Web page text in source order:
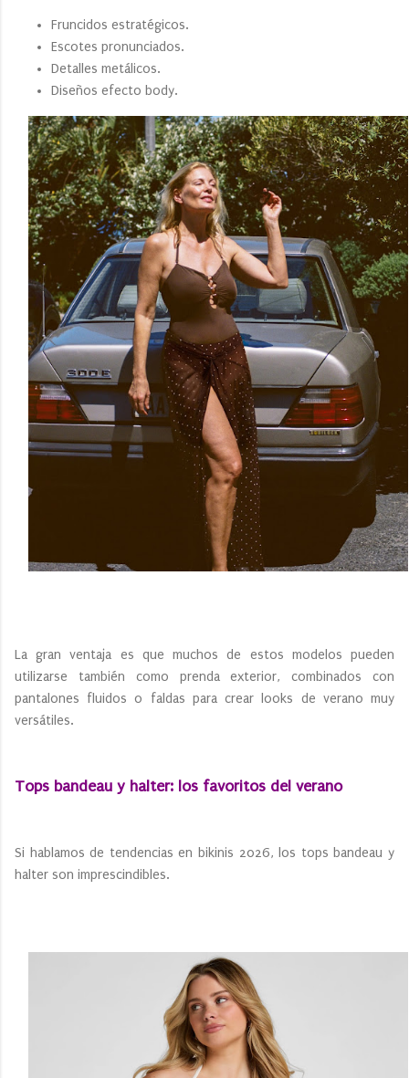
Fruncidos estratégicos.
Escotes pronunciados.
Detalles metálicos.
Diseños efecto body.
La gran ventaja es que muchos de estos modelos pueden
utilizarse también como prenda exterior, combinados con
pantalones fluidos o faldas para crear looks de verano muy
versátiles.
Tops bandeau y halter: los favoritos del verano
Si hablamos de tendencias en bikinis 2026, los tops bandeau y
halter son imprescindibles.